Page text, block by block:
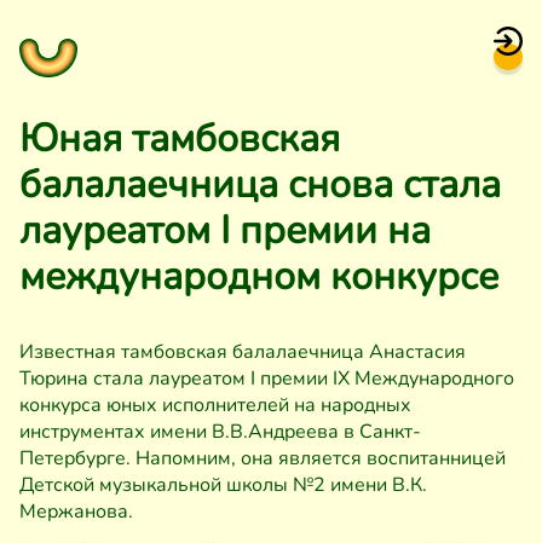
Юная тамбовская
балалаечница снова стала
лауреатом I премии на
международном конкурсе
Известная тамбовская балалаечница Анастасия
Тюрина стала лауреатом I премии IX Международного
конкурса юных исполнителей на народных
инструментах имени В.В.Андреева в Санкт-
Петербурге. Напомним, она является воспитанницей
Детской музыкальной школы №2 имени В.К.
Мержанова.